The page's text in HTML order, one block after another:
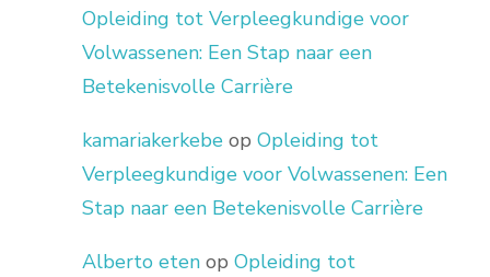
Opleiding tot Verpleegkundige voor
Volwassenen: Een Stap naar een
Betekenisvolle Carrière
kamariakerkebe op Opleiding tot
Verpleegkundige voor Volwassenen: Een
Stap naar een Betekenisvolle Carrière
Alberto eten op Opleiding tot